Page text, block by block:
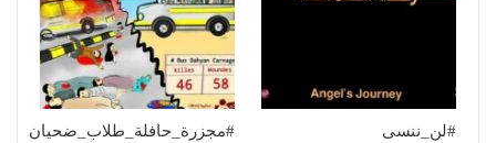
#لن_ننسى
#مجزرة_حافلة_طلاب_ضحيان